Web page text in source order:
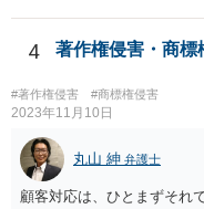
4 著作権侵害・商標
#著作権侵害 #商標権侵害
2023年11月10日
丸山 紳 弁護士
顧客対応は、ひとまずそれ